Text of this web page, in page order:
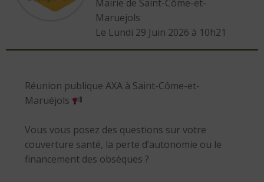
Mairie de Saint-Côme-et-
Maruejols
Le Lundi 29 Juin 2026 à 10h21
Réunion publique AXA à Saint-Côme-et-
Maruéjols
Vous vous posez des questions sur votre
couverture santé, la perte d’autonomie ou le
financement des obsèques ?